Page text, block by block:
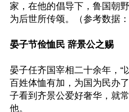
家，在他的倡导下，鲁国朝
为后世所传颂。（参考数据：
晏子节俭恤民 辞景公之赐
晏子任齐国宰相二十余年，“
百姓体恤有加，为国为民办
子看到齐景公爱好奢华，就
他。